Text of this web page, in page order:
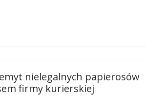
nielegalnych papierosów
firmy kurierskiej